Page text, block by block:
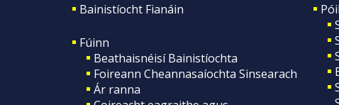
Bainistíocht Fianáin
Fúinn
Beathaisnéisí Bainistíochta
Foireann Cheannasaíochta Sinsearach
Ár ranna